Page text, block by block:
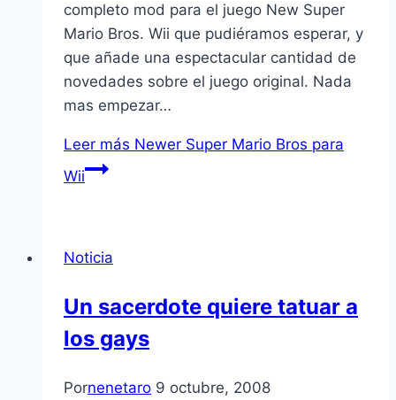
completo mod para el juego New Super
Mario Bros. Wii que pudiéramos esperar, y
que añade una espectacular cantidad de
novedades sobre el juego original. Nada
mas empezar…
Leer más Newer Super Mario Bros para
Wii
Noticia
Un sacerdote quiere tatuar a
los gays
Pornenetaro 9 octubre, 2008